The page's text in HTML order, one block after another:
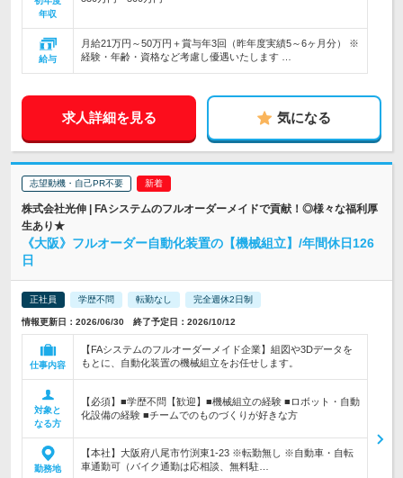
年収
給与
月給21万円～50万円＋賞与年3回（昨年度実績5～6ヶ月分） ※
経験・年齢・資格など考慮し優遇いたします …
求人詳細を見る 気になる
志望動機・自己PR不要
株式会社光伸 | FAシステムのフルオーダーメイドで貢献！◎様々な福利厚
生あり★
《大阪》フルオーダー自動化装置の【機械組立】/年間休日126
日
正社員 学歴不問 転勤なし 完全週休2日制
情報更新日：2026/06/30 終了予定日：2026/10/12
仕事内容
【FAシステムのフルオーダーメイド企業】組図や3Dデータを
もとに、自動化装置の機械組立をお任せします。
対象と
なる方
【必須】■学歴不問【歓迎】■機械組立の経験 ■ロボット・自動
化設備の経験 ■チームでのものづくりが好きな方
勤務地
【本社】大阪府八尾市竹渕東1-23 ※転勤無し ※自動車・自転
車通勤可（バイク通勤は応相談、無料駐…